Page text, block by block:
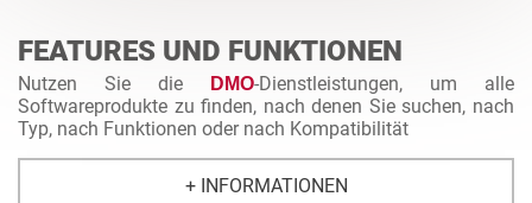
FEATURES UND FUNKTIONEN
Nutzen Sie die DMO-Dienstleistungen, um alle
Softwareprodukte zu finden, nach denen Sie suchen, nach
Typ, nach Funktionen oder nach Kompatibilität
+ INFORMATIONEN